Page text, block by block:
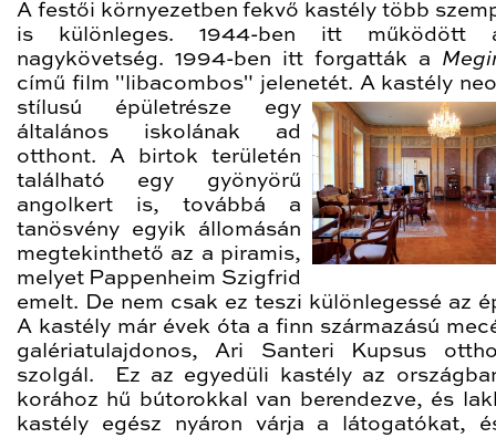
A festői környezetben fekvő kastély több
is különleges. 1944-ben itt működött
nagykövetség. 1994-ben itt forgatták a
című film "libacombos" jelenetét. A kastély
stílusú épületrésze egy
általános iskolának ad
otthont. A birtok területén
található egy gyönyörű
angolkert is, továbbá a
tanösvény egyik állomásán
megtekinthető az a piramis,
melyet Pappenheim Szigfrid
emelt. De nem csak ez teszi különlegessé az
A kastély már évek óta a finn származású
galériatulajdonos, Ari Santeri Kupsus
szolgál. Ez az egyedüli kastély az
korához hű bútorokkal van berendezve, és
kastély egész nyáron várja a látogatókat,